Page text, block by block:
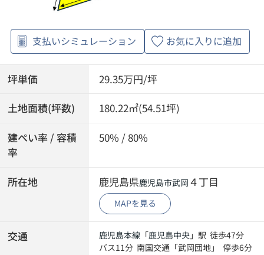
支払いシミュレーション お気に入りに追加
坪単価 29.35万円/坪
土地面積(坪数) 180.22㎡(54.51坪)
建ぺい率 / 容積
率
50% / 80%
所在地 鹿児島県鹿児島市武岡 ４丁目
MAPを見る
交通 鹿児島本線 「鹿児島中央」駅 徒歩47分
バス11分 南国交通「武岡団地」 停歩6分